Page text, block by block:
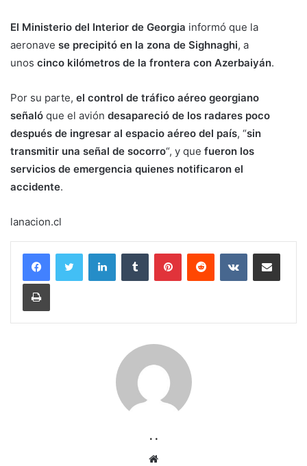
El Ministerio del Interior de Georgia informó que la
aeronave se precipitó en la zona de Sighnaghi, a
unos cinco kilómetros de la frontera con Azerbaiyán.
Por su parte, el control de tráfico aéreo georgiano
señaló que el avión desapareció de los radares poco
después de ingresar al espacio aéreo del país, “sin
transmitir una señal de socorro“, y que fueron los
servicios de emergencia quienes notificaron el
accidente.
lanacion.cl
LinkedInTumblr PinterestReddit VKontakteCompartir por
Imprimir
. .
Sitio